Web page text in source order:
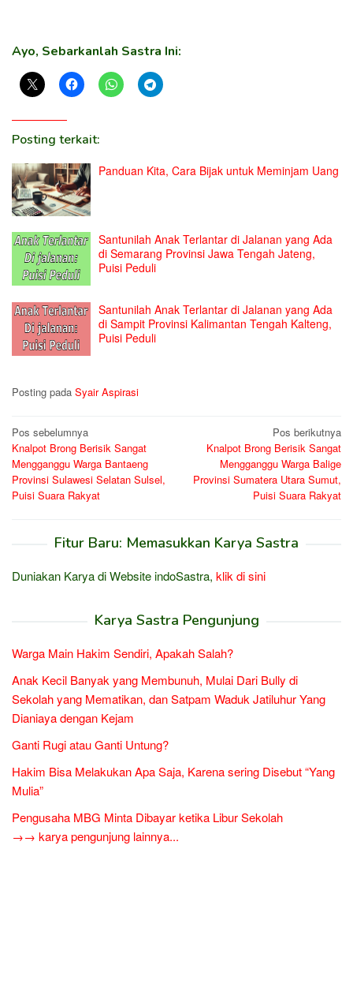
Ayo, Sebarkanlah Sastra Ini:
Posting terkait:
Panduan Kita, Cara Bijak untuk Meminjam Uang
Santunilah Anak Terlantar di Jalanan yang Ada
di Semarang Provinsi Jawa Tengah Jateng,
Puisi Peduli
Santunilah Anak Terlantar di Jalanan yang Ada
di Sampit Provinsi Kalimantan Tengah Kalteng,
Puisi Peduli
Posting pada Syair Aspirasi
Navigasi
pos
Pos sebelumnya
Knalpot Brong Berisik Sangat
Mengganggu Warga Bantaeng
Provinsi Sulawesi Selatan Sulsel,
Puisi Suara Rakyat
Pos berikutnya
Knalpot Brong Berisik Sangat
Mengganggu Warga Balige
Provinsi Sumatera Utara Sumut,
Puisi Suara Rakyat
Fitur Baru: Memasukkan Karya Sastra
Duniakan Karya di Website indoSastra, klik di sini
Karya Sastra Pengunjung
Warga Main Hakim Sendiri, Apakah Salah?
Anak Kecil Banyak yang Membunuh, Mulai Dari Bully di
Sekolah yang Mematikan, dan Satpam Waduk Jatiluhur Yang
Dianiaya dengan Kejam
Ganti Rugi atau Ganti Untung?
Hakim Bisa Melakukan Apa Saja, Karena sering Disebut “Yang
Mulia”
Pengusaha MBG Minta Dibayar ketika Libur Sekolah
→→ karya pengunjung lainnya...